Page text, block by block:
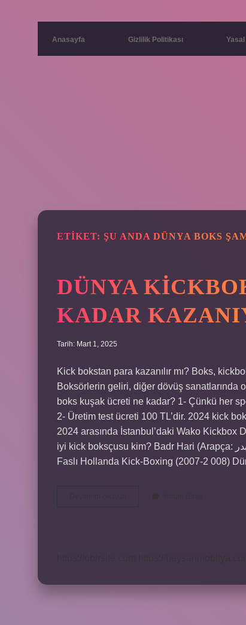
Anasayfa Gizlilik Politikası Yasal
ETIKET: ŞU ANDA DÜNYA BOKS
DÜNYA
KADAR
Tarih: Mart 1, 2025
Kick bokstan para kazanılır mı? Boks,
Boksörlerin geliri, diğer dövüş sanatlarında
boks kuşak ücreti ne kadar? 1- Çünkü her
2- Üretim test ücreti 100 TL’dir. 2024 kick
2024 arasında İstanbul’daki Wako Kickbox
iyi kick boksçusu kim? Badr Hari (Arapça: بدر estort badr hārī) (8 Aralık 1984, Amsterdam, Hollanda öldü),
Faslı Hollanda Kick-Boxing (2007-2 008)